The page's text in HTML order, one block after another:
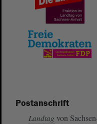
Postanschrift
Landtag von